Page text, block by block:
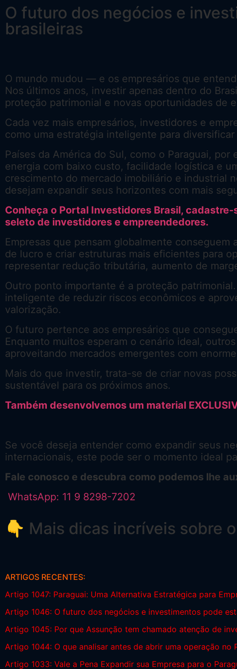
O futuro dos negócios e
brasileiras
O mundo mudou — e os empresários que
Nos últimos anos, investir apenas dentro do
proteção patrimonial e novas oportunidades de
Cada vez mais empresários, investidores e
como uma estratégia inteligente para
Países da América do Sul, como o Paraguai,
energia com baixo custo, facilidade logística e
crescimento do mercado imobiliário e industrial
desejam expandir seus horizontes com mais
Conheça o Portal Investidores Brasil,
seleto de investidores e empreendedores.
Empresas que pensam globalmente
de lucro e criar estruturas mais eficientes para
representar redução tributária, aumento de
Outro ponto importante é a proteção
inteligente de reduzir riscos econômicos e
valorização.
O futuro pertence aos empresários que
Enquanto muitos esperam o cenário ideal,
aproveitando mercados emergentes com
Mais do que investir, trata-se de criar novas
sustentável para os próximos anos.
Também desenvolvemos um material
Se você deseja entender como expandir seus
internacionais, este pode ser o momento ideal
Fale conosco e descubra como podemos lhe
WhatsApp: 11 9 8298-7202
👇 Mais dicas incríveis sobre
ARTIGOS RECENTES:
Artigo 1047: Paraguai: Uma Alternativa Estratégica para
Artigo 1046: O futuro dos negócios e investimentos pode
Artigo 1045: Por que Assunção tem chamado atenção de
Artigo 1044: O que analisar antes de abrir uma operação no
Artigo 1033: Vale a Pena Expandir sua Empresa para o